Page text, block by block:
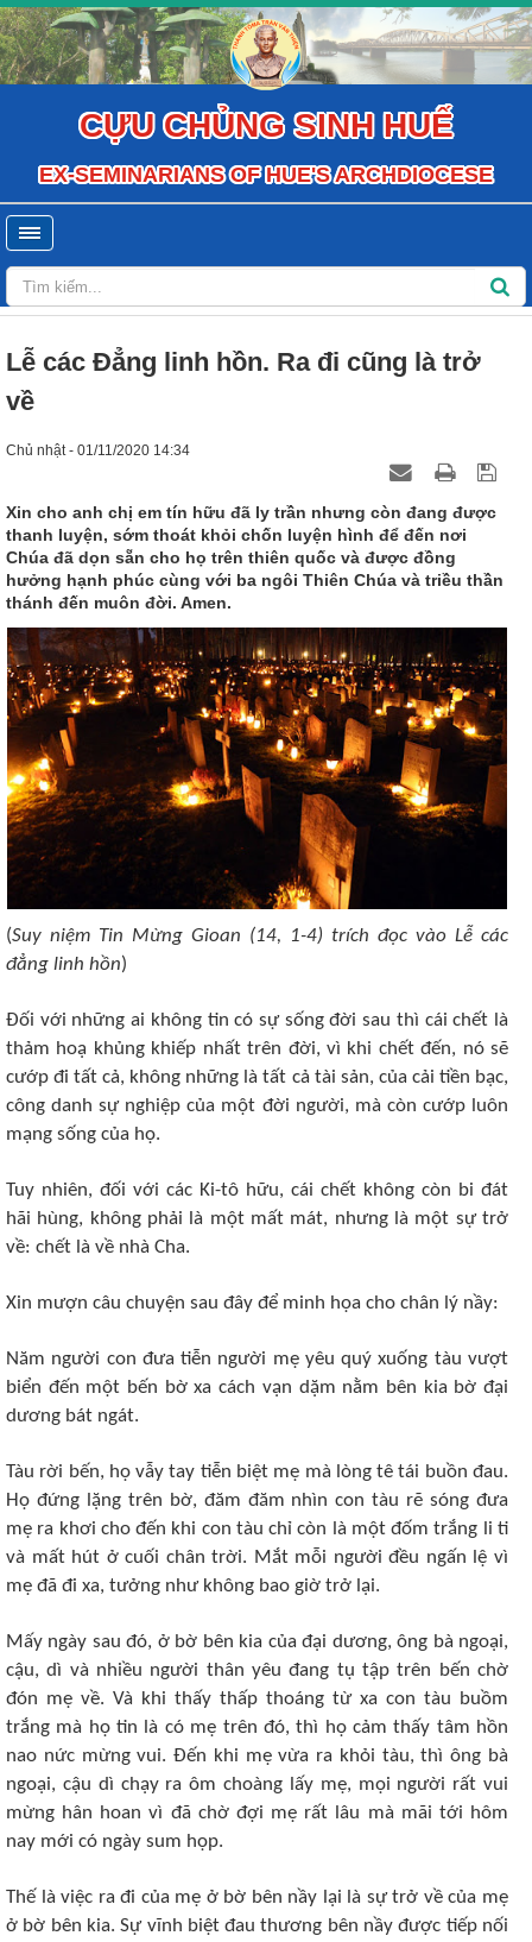
CỰU CHỦNG SINH HUẾ
EX-SEMINARIANS OF HUE'S ARCHDIOCESE
Lễ các Đẳng linh hồn. Ra đi cũng là trở
về
Chủ nhật - 01/11/2020 14:34
Xin cho anh chị em tín hữu đã ly trần nhưng còn đang được
thanh luyện, sớm thoát khỏi chốn luyện hình để đến nơi
Chúa đã dọn sẵn cho họ trên thiên quốc và được đồng
hưởng hạnh phúc cùng với ba ngôi Thiên Chúa và triều thần
thánh đến muôn đời. Amen.
(Suy niệm Tin Mừng Gioan (14, 1-4) trích đọc vào Lễ các
đẳng linh hồn)
Đối với những ai không tin có sự sống đời sau thì cái chết là
thảm hoạ khủng khiếp nhất trên đời, vì khi chết đến, nó sẽ
cướp đi tất cả, không những là tất cả tài sản, của cải tiền bạc,
công danh sự nghiệp của một đời người, mà còn cướp luôn
mạng sống của họ.
Tuy nhiên, đối với các Ki-tô hữu, cái chết không còn bi đát
hãi hùng, không phải là một mất mát, nhưng là một sự trở
về: chết là về nhà Cha.
Xin mượn câu chuyện sau đây để minh họa cho chân lý nầy:
Năm người con đưa tiễn người mẹ yêu quý xuống tàu vượt
biển đến một bến bờ xa cách vạn dặm nằm bên kia bờ đại
dương bát ngát.
Tàu rời bến, họ vẫy tay tiễn biệt mẹ mà lòng tê tái buồn đau.
Họ đứng lặng trên bờ, đăm đăm nhìn con tàu rẽ sóng đưa
mẹ ra khơi cho đến khi con tàu chỉ còn là một đốm trắng li ti
và mất hút ở cuối chân trời. Mắt mỗi người đều ngấn lệ vì
mẹ đã đi xa, tưởng như không bao giờ trở lại.
Mấy ngày sau đó, ở bờ bên kia của đại dương, ông bà ngoại,
cậu, dì và nhiều người thân yêu đang tụ tập trên bến chờ
đón mẹ về. Và khi thấy thấp thoáng từ xa con tàu buồm
trắng mà họ tin là có mẹ trên đó, thì họ cảm thấy tâm hồn
nao nức mừng vui. Đến khi mẹ vừa ra khỏi tàu, thì ông bà
ngoại, cậu dì chạy ra ôm choàng lấy mẹ, mọi người rất vui
mừng hân hoan vì đã chờ đợi mẹ rất lâu mà mãi tới hôm
nay mới có ngày sum họp.
Thế là việc ra đi của mẹ ở bờ bên nầy lại là sự trở về của mẹ
ở bờ bên kia. Sự vĩnh biệt đau thương bên nầy được tiếp nối